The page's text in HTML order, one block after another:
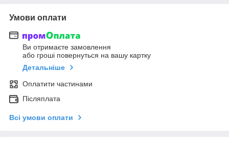
Умови оплати
Ви отримаєте замовлення
або гроші повернуться на вашу картку
Детальніше
Оплатити частинами
Післяплата
Всі умови оплати